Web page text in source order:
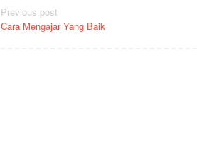
Post
navigation
Previous post
Cara Mengajar Yang Baik